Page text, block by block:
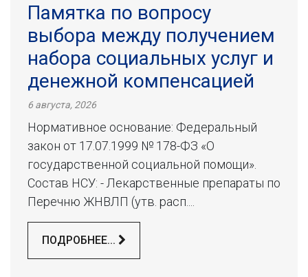
Памятка по вопросу
выбора между получением
набора социальных услуг и
денежной компенсацией
6 августа, 2026
Нормативное основание: Федеральный
закон от 17.07.1999 № 178-ФЗ «О
государственной социальной помощи».
Состав НСУ: - Лекарственные препараты по
Перечню ЖНВЛП (утв. расп....
ПОДРОБНЕЕ...